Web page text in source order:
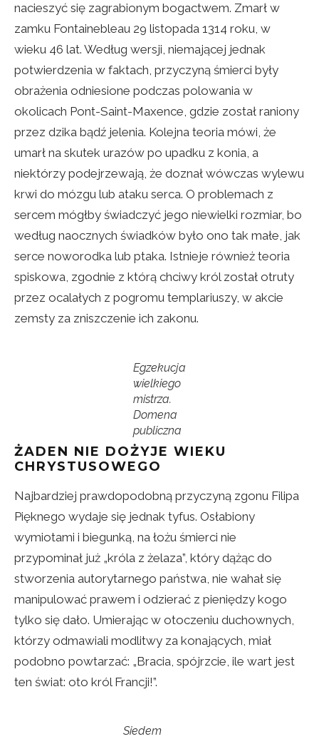
nacieszyć się zagrabionym bogactwem. Zmarł w
zamku Fontainebleau 29 listopada 1314 roku, w
wieku 46 lat. Według wersji, niemającej jednak
potwierdzenia w faktach, przyczyną śmierci były
obrażenia odniesione podczas polowania w
okolicach Pont-Saint-Maxence, gdzie został raniony
przez dzika bądź jelenia. Kolejna teoria mówi, że
umarł na skutek urazów po upadku z konia, a
niektórzy podejrzewają, że doznał wówczas wylewu
krwi do mózgu lub ataku serca. O problemach z
sercem mógłby świadczyć jego niewielki rozmiar, bo
według naocznych świadków było ono tak małe, jak
serce noworodka lub ptaka. Istnieje również teoria
spiskowa, zgodnie z którą chciwy król został otruty
przez ocalałych z pogromu templariuszy, w akcie
zemsty za zniszczenie ich zakonu.
Egzekucja
wielkiego
mistrza.
Domena
publiczna
ŻADEN NIE DOŻYJE WIEKU
CHRYSTUSOWEGO
Najbardziej prawdopodobną przyczyną zgonu Filipa
Pięknego wydaje się jednak tyfus. Osłabiony
wymiotami i biegunką, na łożu śmierci nie
przypominał już „króla z żelaza”, który dążąc do
stworzenia autorytarnego państwa, nie wahał się
manipulować prawem i odzierać z pieniędzy kogo
tylko się dało. Umierając w otoczeniu duchownych,
którzy odmawiali modlitwy za konających, miał
podobno powtarzać: „Bracia, spójrzcie, ile wart jest
ten świat: oto król Francji!”.
Siedem